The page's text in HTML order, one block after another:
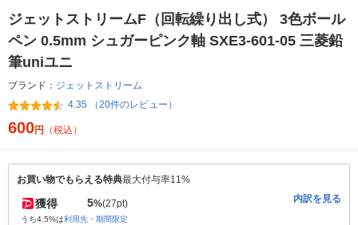
ジェットストリームF（回転繰り出し式） 3色ボール
ペン 0.5mm シュガーピンク軸 SXE3-601-05 三菱鉛
筆uniユニ
ブランド： ジェットストリーム
4.35 （20件のレビュー）
600円 （税込）
お買い物でもらえる特典最大付与率11%
獲得 5%(27pt)
うち4.5%は利用先・期間限定
内訳を見る